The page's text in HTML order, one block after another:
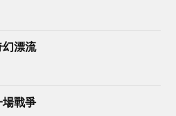
幻漂流
戰爭